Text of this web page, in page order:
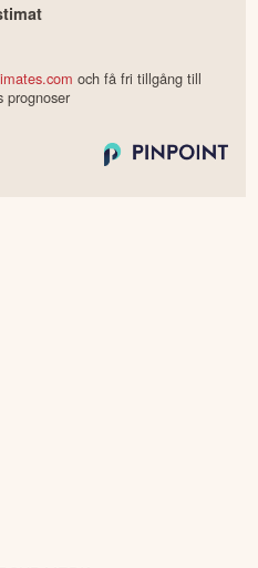
och få fri tillgång till
prognoser